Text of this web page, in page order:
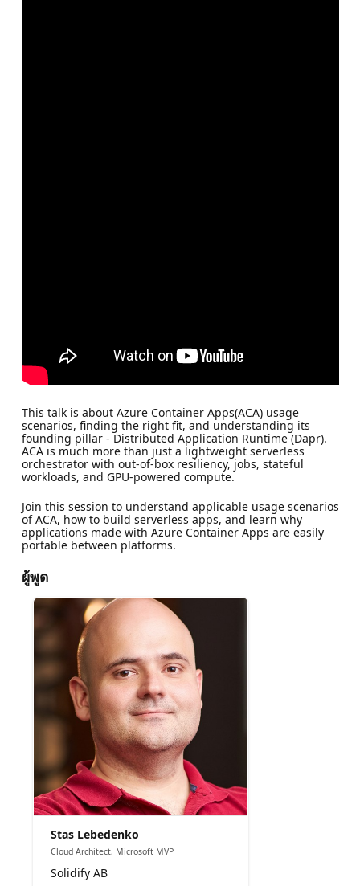
This talk is about Azure Container Apps(ACA) usage
scenarios, finding the right fit, and understanding its
founding pillar - Distributed Application Runtime (Dapr).
ACA is much more than just a lightweight serverless
orchestrator with out-of-box resiliency, jobs, stateful
workloads, and GPU-powered compute.
Join this session to understand applicable usage scenarios
of ACA, how to build serverless apps, and learn why
applications made with Azure Container Apps are easily
portable between platforms.
ผู้พูด
Stas Lebedenko
Cloud Architect, Microsoft MVP
Solidify AB